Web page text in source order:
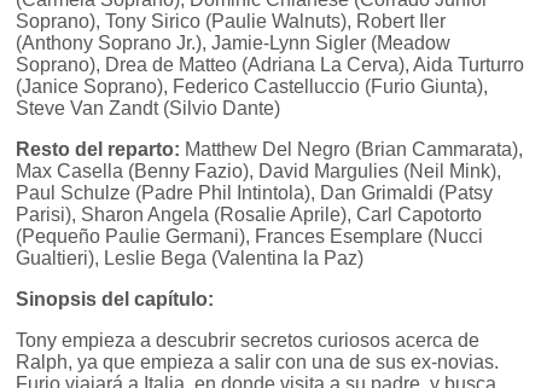
Soprano), Tony Sirico (Paulie Walnuts), Robert Iler
(Anthony Soprano Jr.), Jamie-Lynn Sigler (Meadow
Soprano), Drea de Matteo (Adriana La Cerva), Aida Turturro
(Janice Soprano), Federico Castelluccio (Furio Giunta),
Steve Van Zandt (Silvio Dante)
Resto del reparto: Matthew Del Negro (Brian Cammarata),
Max Casella (Benny Fazio), David Margulies (Neil Mink),
Paul Schulze (Padre Phil Intintola), Dan Grimaldi (Patsy
Parisi), Sharon Angela (Rosalie Aprile), Carl Capotorto
(Pequeño Paulie Germani), Frances Esemplare (Nucci
Gualtieri), Leslie Bega (Valentina la Paz)
Sinopsis del capítulo:
Tony empieza a descubrir secretos curiosos acerca de
Ralph, ya que empieza a salir con una de sus ex-novias.
Furio viajará a Italia, en donde visita a su padre, y busca